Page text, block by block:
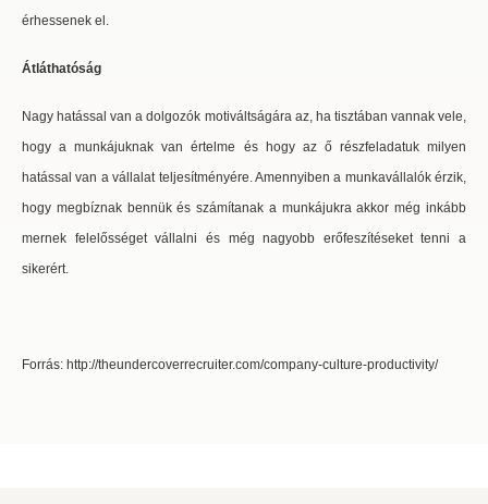
érhessenek el.
Átláthatóság
Nagy hatással van a dolgozók motiváltságára az, ha tisztában vannak vele,
hogy a munkájuknak van értelme és hogy az ő részfeladatuk milyen
hatással van a vállalat teljesítményére. Amennyiben a munkavállalók érzik,
hogy megbíznak bennük és számítanak a munkájukra akkor még inkább
mernek felelősséget vállalni és még nagyobb erőfeszítéseket tenni a
sikerért.
Forrás: http://theundercoverrecruiter.com/company-culture-productivity/